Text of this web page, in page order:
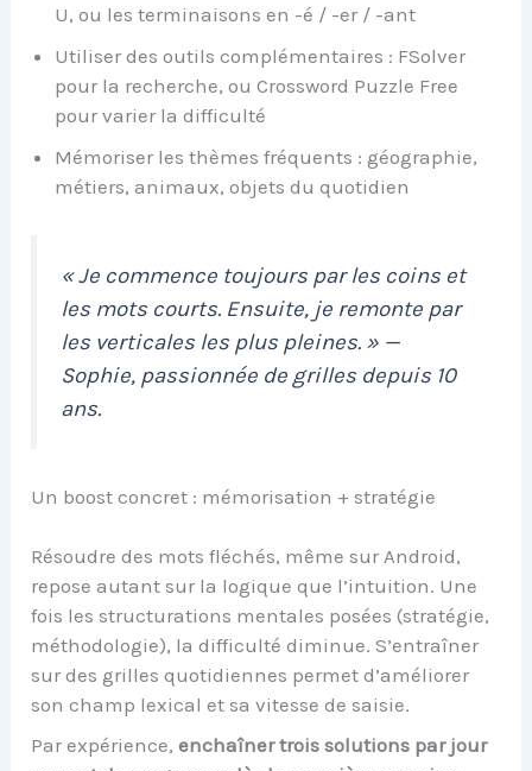
U, ou les terminaisons en -é / -er / -ant
Utiliser des outils complémentaires : FSolver
pour la recherche, ou Crossword Puzzle Free
pour varier la difficulté
Mémoriser les thèmes fréquents : géographie,
métiers, animaux, objets du quotidien
« Je commence toujours par les coins et
les mots courts. Ensuite, je remonte par
les verticales les plus pleines. » —
Sophie, passionnée de grilles depuis 10
ans.
Un boost concret : mémorisation + stratégie
Résoudre des mots fléchés, même sur Android,
repose autant sur la logique que l’intuition. Une
fois les structurations mentales posées (stratégie,
méthodologie), la difficulté diminue. S’entraîner
sur des grilles quotidiennes permet d’améliorer
son champ lexical et sa vitesse de saisie.
Par expérience,enchaîner trois solutions par jour